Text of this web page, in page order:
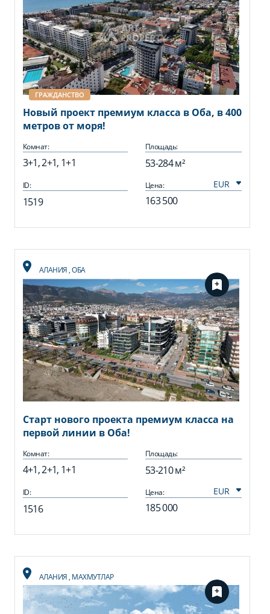
ГРАЖДАНСТВО
Новый проект премиум класса в Оба, в 400
метров от моря!
Комнат:
3+1, 2+1, 1+1
Площадь:
53-284 м²
ID:
1519
Цена:
163 500
АЛАНИЯ,ОБА
Старт нового проекта премиум класса на
первой линии в Оба!
Комнат:
4+1, 2+1, 1+1
Площадь:
53-210 м²
ID:
1516
Цена:
185 000
АЛАНИЯ, МАХМУТЛАР